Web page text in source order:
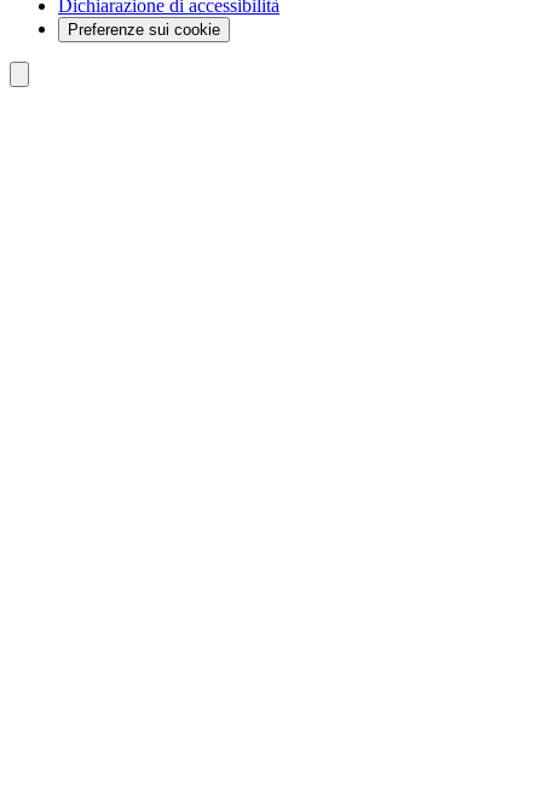
Dichiarazione di accessibilità
Preferenze sui cookie